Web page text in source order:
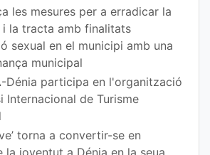
les mesures per a erradicar la
la tracta amb finalitats
sexual en el municipi amb una
municipal
Dénia participa en l'organització
Internacional de Turisme
torna a convertir-se en